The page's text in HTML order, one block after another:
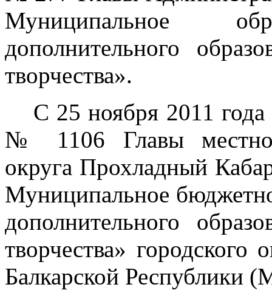
Муниципальное
дополнительного
творчества».
С 25 ноября 2011
№ 1106 Главы местной
округа Прохладный
Муниципальное
дополнительного
творчества»
Балкарской